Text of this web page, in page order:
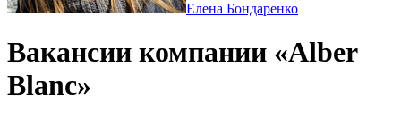
Елена Бондаренко
Вакансии компании «Alber
Blanc»